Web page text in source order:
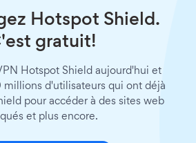
Hotspot Shield.
gratuit!
Hotspot Shield aujourd'hui et
millions d'utilisateurs qui ont déjà
pour accéder à des sites web
et plus encore.